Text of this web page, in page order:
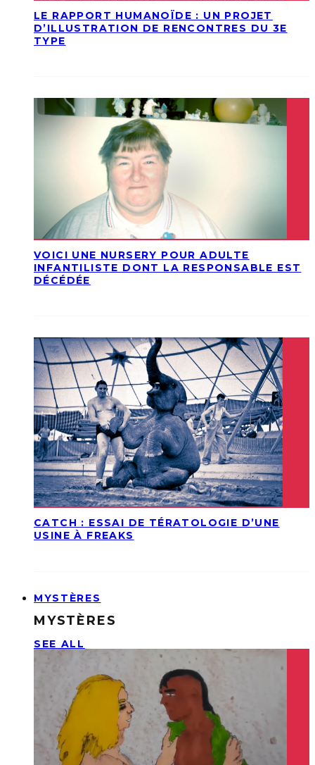
LE RAPPORT HUMANOÏDE : UN PROJET
D’ILLUSTRATION DE RENCONTRES DU 3E
TYPE
VOICI UNE NURSERY POUR ADULTE
INFANTILISTE DONT LA RESPONSABLE EST
DÉCÉDÉE
CATCH : ESSAI DE TÉRATOLOGIE D’UNE
USINE À FREAKS
MYSTÈRES
MYSTÈRES
SEE ALL